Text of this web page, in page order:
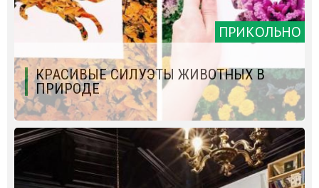
ПРИКОЛЬНО
КРАСИВЫЕ СИЛУЭТЫ ЖИВОТНЫХ В
ПРИРОДЕ